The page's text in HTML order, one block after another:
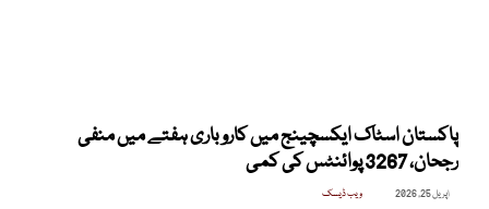
پاکستان اسٹاک ایکسچینج میں کاروباری ہفتے میں منفی
رجحان، 3267 پوائنٹس کی کمی
اپریل 25, 2026 ویب ڈیسک